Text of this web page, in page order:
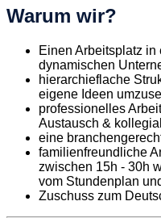
Warum wir?
Einen Arbeitsplatz
dynamischen
hierarchieflache
eigene Ideen
professionelles
Austausch &
eine
familienfreundliche
zwischen 15h - 30h
vom Stundenplan
Zuschuss zum